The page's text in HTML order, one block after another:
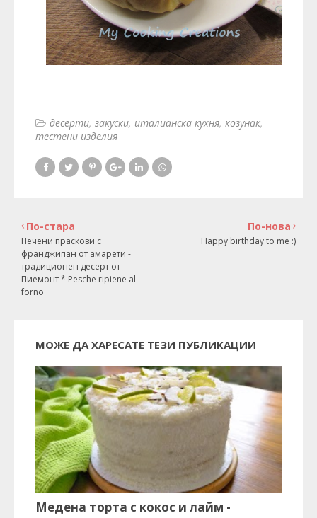
десерти закуски италианска кухня козунак
тестени изделия
По-нова
Happy birthday to me :)
По-стара
Печени праскови с
франджипан от амарети -
традиционен десерт от
Пиемонт * Pesche ripiene al
forno
МОЖЕ ДА ХАРЕСАТЕ ТЕЗИ ПУБЛИКАЦИИ
Медена торта с кокос и лайм -